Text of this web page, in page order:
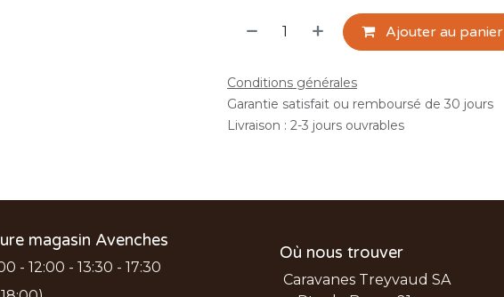
Ajouter au panier
Conditions générales
Garantie satisfait ou remboursé de 30 jours
Livraison : 2-3 jours ouvrables
magasin Avenches
- 12:00 - 13:30 - 17:30
Où nous trouver
Caravanes Treyvaud SA